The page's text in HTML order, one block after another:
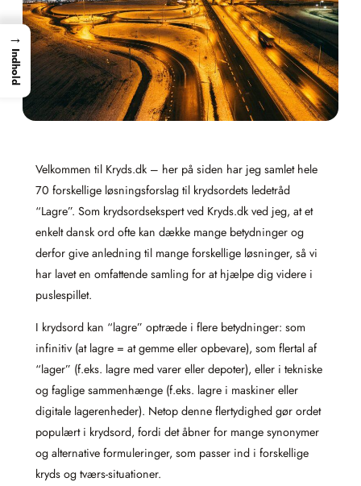
Velkommen til Kryds.dk – her på siden har jeg samlet hele
70 forskellige løsningsforslag til krydsordets ledetråd
“Lagre”. Som krydsordsekspert ved Kryds.dk ved jeg, at et
enkelt dansk ord ofte kan dække mange betydninger og
derfor give anledning til mange forskellige løsninger, så vi
har lavet en omfattende samling for at hjælpe dig videre i
puslespillet.
I krydsord kan “lagre” optræde i flere betydninger: som
infinitiv (at lagre = at gemme eller opbevare), som flertal af
“lager” (f.eks. lagre med varer eller depoter), eller i tekniske
og faglige sammenhænge (f.eks. lagre i maskiner eller
digitale lagerenheder). Netop denne flertydighed gør ordet
populært i krydsord, fordi det åbner for mange synonymer
og alternative formuleringer, som passer ind i forskellige
kryds og tværs-situationer.
→
Indhold